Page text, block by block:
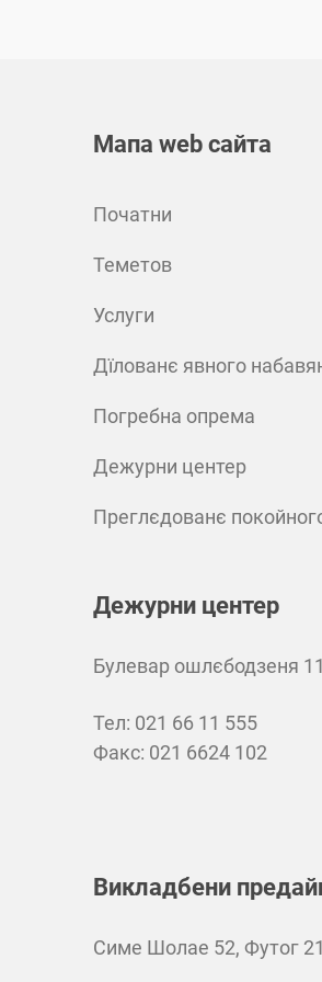
Мапа web сайта
Початни
Теметов
Услуги
Дїлованє явного
Погребна опрема
Дежурни центер
Преглєдованє
Дежурни центер
Булевар ошлєбодзеня
Teл: 021 66 11 555
Факс: 021 6624 102
Викладбени
Симе Шолае 52, Футог